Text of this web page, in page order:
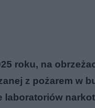
roku, na
z pożarem w
laboratoriów